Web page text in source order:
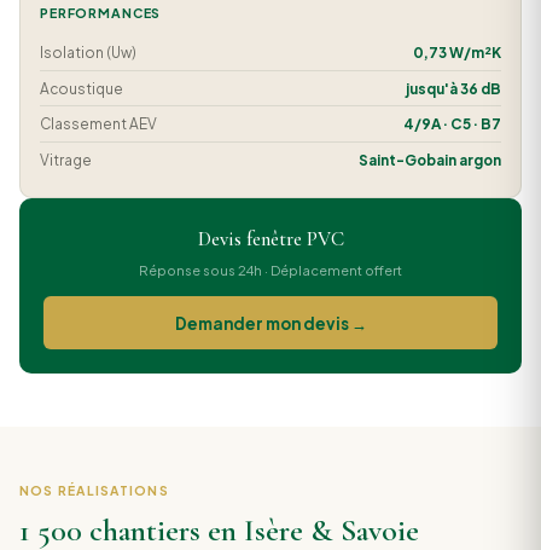
PERFORMANCES
Isolation (Uw)
0,73 W/m²K
Acoustique
jusqu'à 36 dB
Classement AEV
4/9A · C5 · B7
Vitrage
Saint-Gobain argon
Devis fenêtre PVC
Réponse sous 24h · Déplacement offert
Demander mon devis →
NOS RÉALISATIONS
1 500 chantiers en Isère & Savoie